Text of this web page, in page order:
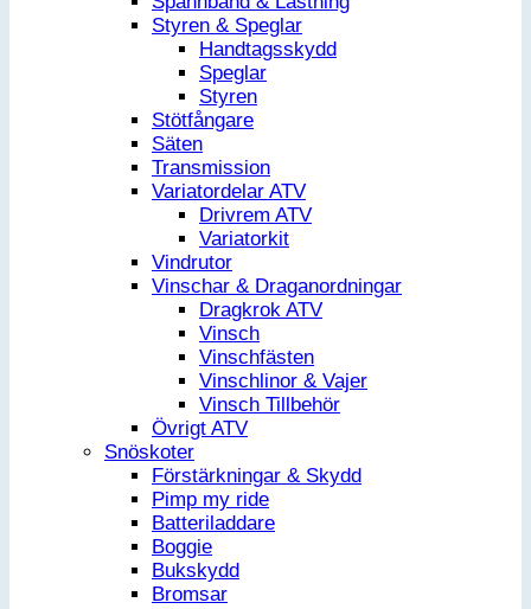
Styren & Speglar
Handtagsskydd
Speglar
Styren
Stötfångare
Säten
Transmission
Variatordelar ATV
Drivrem ATV
Variatorkit
Vindrutor
Vinschar & Draganordningar
Dragkrok ATV
Vinsch
Vinschfästen
Vinschlinor & Vajer
Vinsch Tillbehör
Övrigt ATV
Snöskoter
Förstärkningar & Skydd
Pimp my ride
Batteriladdare
Boggie
Bukskydd
Bromsar